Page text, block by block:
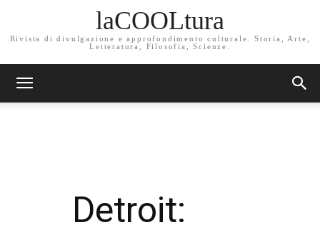
laCOOLtura
Rivista di divulgazione e approfondimento culturale. Storia, Arte,
Letteratura, Filosofia, Scienze.
Detroit: